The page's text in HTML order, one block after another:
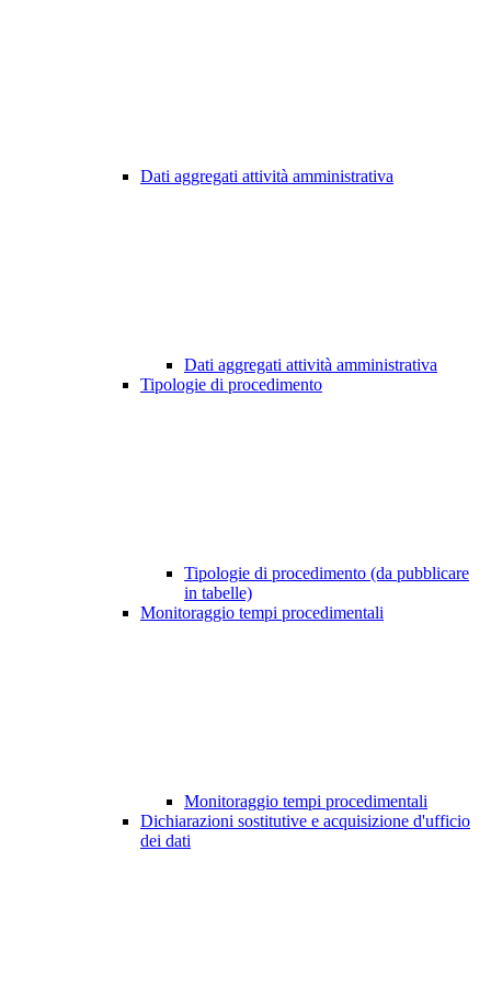
Dati aggregati attività amministrativa
Dati aggregati attività amministrativa
Tipologie di procedimento
Tipologie di procedimento (da pubblicare
in tabelle)
Monitoraggio tempi procedimentali
Monitoraggio tempi procedimentali
Dichiarazioni sostitutive e acquisizione d'ufficio
dei dati